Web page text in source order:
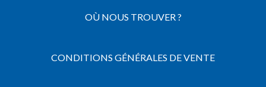
OÙ NOUS TROUVER ?
CONDITIONS GÉNÉRALES DE VENTE